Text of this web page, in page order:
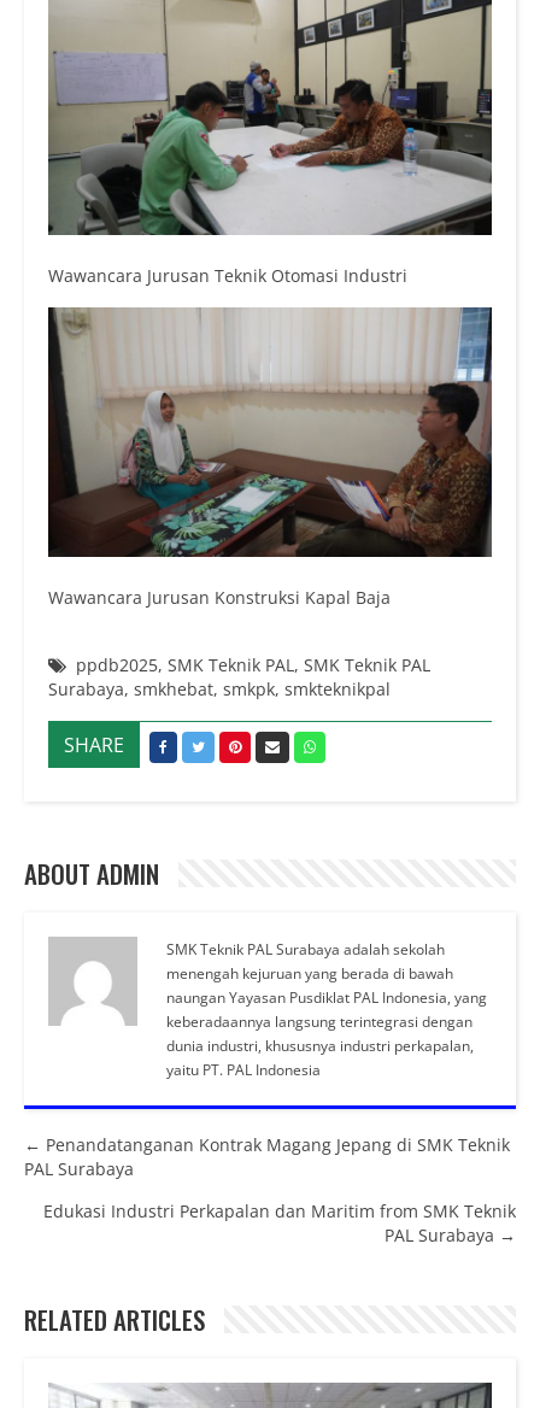
Wawancara Jurusan Teknik Otomasi Industri
Wawancara Jurusan Konstruksi Kapal Baja
ppdb2025, SMK Teknik PAL, SMK Teknik PAL
Surabaya, smkhebat, smkpk, smkteknikpal
SHARE
ABOUT ADMIN
SMK Teknik PAL Surabaya adalah sekolah
menengah kejuruan yang berada di bawah
naungan Yayasan Pusdiklat PAL Indonesia, yang
keberadaannya langsung terintegrasi dengan
dunia industri, khususnya industri perkapalan,
yaitu PT. PAL Indonesia
Posts navigation
← Penandatanganan Kontrak Magang Jepang di SMK Teknik
PAL Surabaya
Edukasi Industri Perkapalan dan Maritim from SMK Teknik
PAL Surabaya →
RELATED ARTICLES